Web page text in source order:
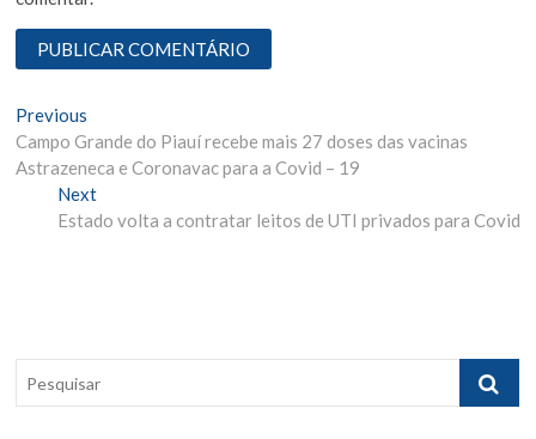
N
a
ç
ã
Previous
r
e
v
i
s
t
Campo Grande do Piauí recebe mais 27 doses das vacinas
Astrazeneca e Coronavac para a Covid – 19
NextN
e
t
:
Estado volta a contratar leitos de UTI privados para Covid